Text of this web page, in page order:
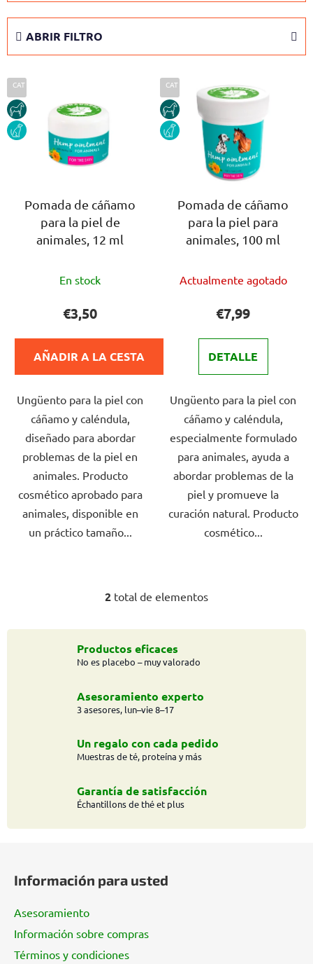
a
i
c
a
c
o
ABRIR FILTRO
L
i
s
t
o
CAT
HORSE
DOG
Pomada de cáñamo
para la piel de
animales, 12 ml
valoración
del
producto
es
5,0
sobre
5
estrellas.
En stock
€3,50
AÑADIR A LA CESTA
Ungüento para la piel con
cáñamo y caléndula,
diseñado para abordar
problemas de la piel en
animales. Producto
cosmético aprobado para
animales, disponible en
un práctico tamaño...
CAT
HORSE
DOG
Pomada de cáñamo
para la piel para
animales, 100 ml
valoración
del
producto
es
4,0
sobre
5
estrellas.
Actualmente agotado
€7,99
DETALLE
Ungüento para la piel con
cáñamo y caléndula,
especialmente formulado
para animales, ayuda a
abordar problemas de la
piel y promueve la
curación natural. Producto
cosmético...
C
n
t
r
l
e
d
e
i
s
a
2 total de elementos
Productos eficaces
No es placebo – muy valorado
Asesoramiento experto
3 asesores, lun–vie 8–17
Un regalo con cada pedido
Muestras de té, proteína y más
Garantía de satisfacción
Échantillons de thé et plus
Información para usted
Asesoramiento
Información sobre compras
Términos y condiciones